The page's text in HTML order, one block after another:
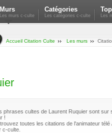
Murs
Les murs c-culte
Catégories
Les catégories c-culte Les
Accueil Citation Culte Les murs
phrases cultes de Laurent Ruquier sont sur
!
toutes les citations de l'animateur télé
c-culte.